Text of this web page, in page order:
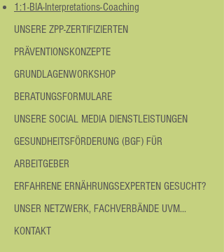
1:1-BIA-Interpretations-Coaching
UNSERE ZPP-ZERTIFIZIERTEN
PRÄVENTIONSKONZEPTE
GRUNDLAGENWORKSHOP
BERATUNGSFORMULARE
UNSERE SOCIAL MEDIA DIENSTLEISTUNGEN
GESUNDHEITSFÖRDERUNG (BGF) FÜR
ARBEITGEBER
ERFAHRENE ERNÄHRUNGSEXPERTEN GESUCHT?
UNSER NETZWERK, FACHVERBÄNDE UVM...
KONTAKT